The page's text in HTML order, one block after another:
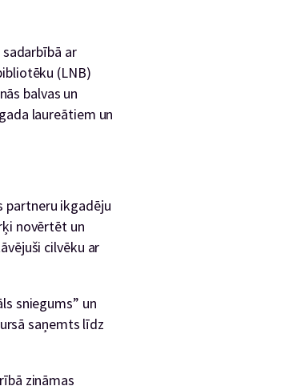
ar
(LNB)
balvas un
laureātiem un
partneru ikgadēju
novērtēt un
cilvēku ar
sniegums” un
saņemts līdz
zināmas